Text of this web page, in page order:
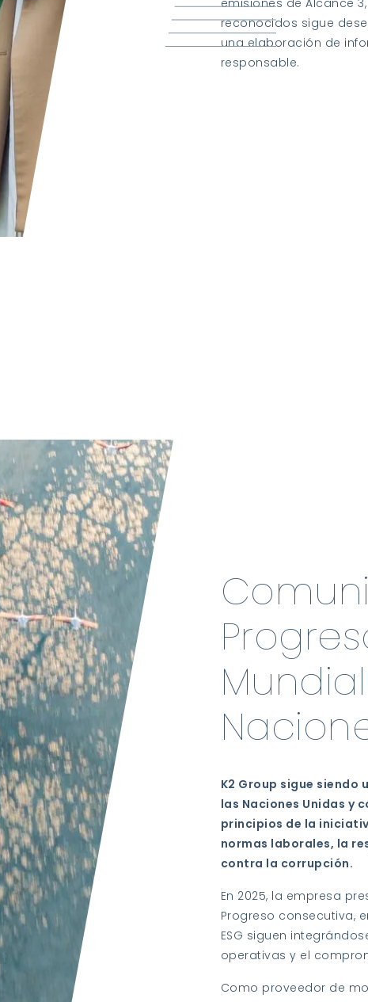
reconocidos sigue
una elaboración de
responsable.
K2 Group sigue
las Naciones Unidas y
principios de la
normas laborales, la
contra la corrupción.
En 2025, la empresa
Progreso consecutiva,
ESG siguen
operativas y el
Como proveedor de